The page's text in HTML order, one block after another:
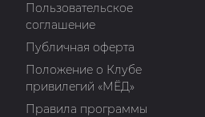
Пользовательское
соглашение
Публичная оферта
Положение о Клубе
привилегий «МЁД»
Правила программы